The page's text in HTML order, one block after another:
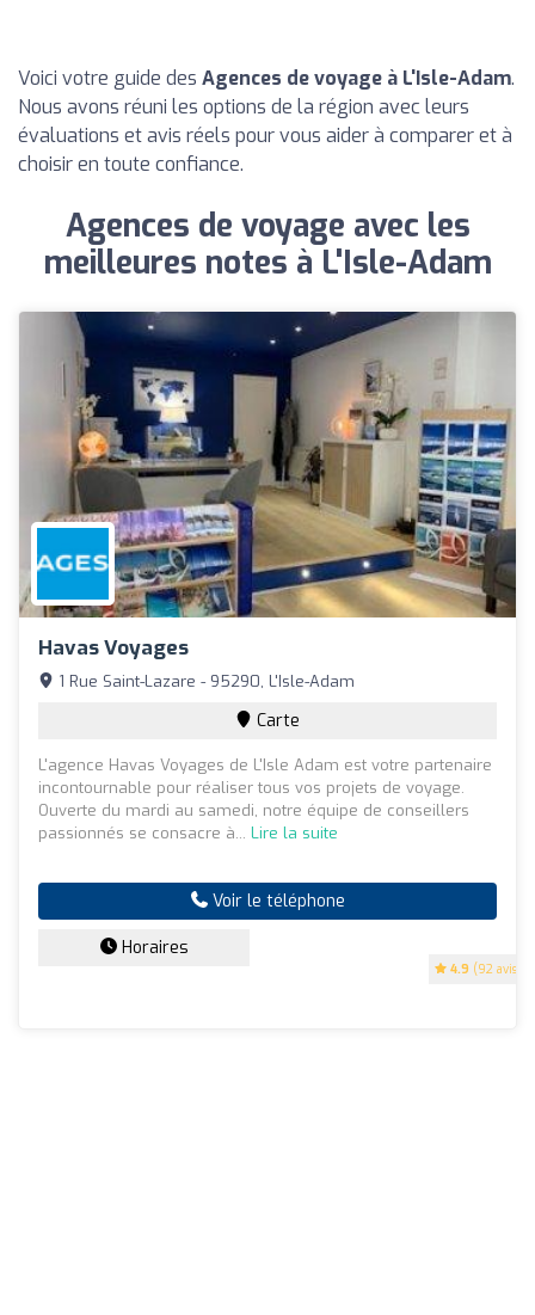
Voici votre guide des Agences de voyage à L'Isle-Adam.
Nous avons réuni les options de la région avec leurs
évaluations et avis réels pour vous aider à comparer et à
choisir en toute confiance.
Agences de voyage avec les
meilleures notes à L'Isle-Adam
Havas Voyages
4.9 (92 avis)
1 Rue Saint-Lazare - 95290, L'Isle-Adam
Carte
L'agence Havas Voyages de L'Isle Adam est votre partenaire
incontournable pour réaliser tous vos projets de voyage.
Ouverte du mardi au samedi, notre équipe de conseillers
passionnés se consacre à... Lire la suite
Voir le téléphone
Horaires